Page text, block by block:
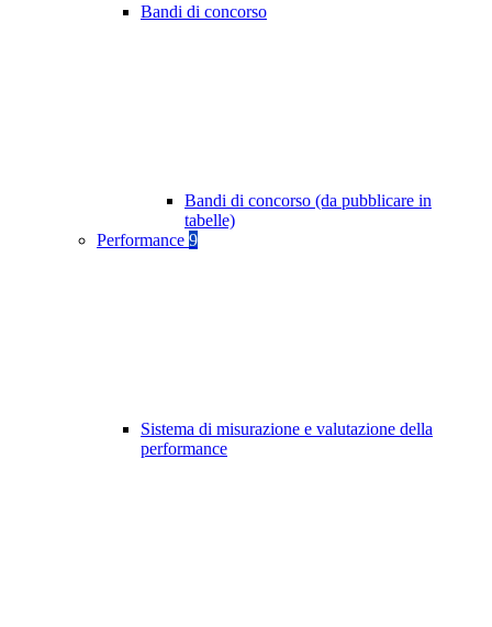
Bandi di concorso
Bandi di concorso (da pubblicare in
tabelle)
Performance 9
Sistema di misurazione e valutazione della
performance